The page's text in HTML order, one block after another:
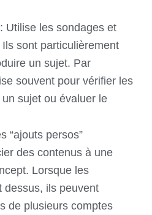
: Utilise les sondages et
sont particulièrement
un sujet. Par
souvent pour vérifier les
sujet ou évaluer le
“ajouts persos”
des contenus à une
Lorsque les
dessus, ils peuvent
de plusieurs comptes